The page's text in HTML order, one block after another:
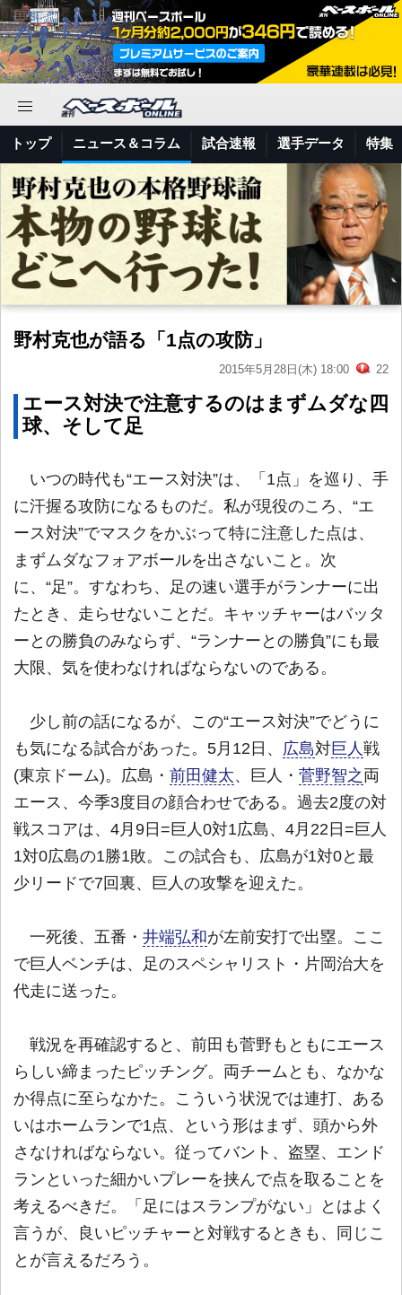
トップ ニュース＆コラム 試合速報 選手データ 特集
野村克也が語る「1点の攻防」
2015年5月28日(木) 18:00 22
エース対決で注意するのはまずムダな四
球、そして足
いつの時代も“エース対決”は、「1点」を巡り、手
に汗握る攻防になるものだ。私が現役のころ、“エ
ース対決”でマスクをかぶって特に注意した点は、
まずムダなフォアボールを出さないこと。次
に、“足”。すなわち、足の速い選手がランナーに出
たとき、走らせないことだ。キャッチャーはバッタ
ーとの勝負のみならず、“ランナーとの勝負”にも最
大限、気を使わなければならないのである。
少し前の話になるが、この“エース対決”でどうに
も気になる試合があった。5月12日、 広島対巨人 戦
(東京ドーム)。広島・ 前田健太、巨人・ 菅野智之 両
エース、今季3度目の顔合わせである。過去2度の対
戦スコアは、4月9日=巨人0対1広島、4月22日=巨人
1対0広島の1勝1敗。この試合も、広島が1対0と最
少リードで7回裏、巨人の攻撃を迎えた。
一死後、五番・ 井端弘和が左前安打で出塁。ここ
で巨人ベンチは、足のスペシャリスト・片岡治大を
代走に送った。
戦況を再確認すると、前田も菅野もともにエース
らしい締まったピッチング。両チームとも、なかな
か得点に至らなかた。こういう状況では連打、ある
いはホームランで1点、という形はまず、頭から外
さなければならない。従ってバント、盗塁、エンド
ランといった細かいプレーを挟んで点を取ることを
考えるべきだ。「足にはスランプがない」とはよく
言うが、良いピッチャーと対戦するときも、同じこ
とが言えるだろう。